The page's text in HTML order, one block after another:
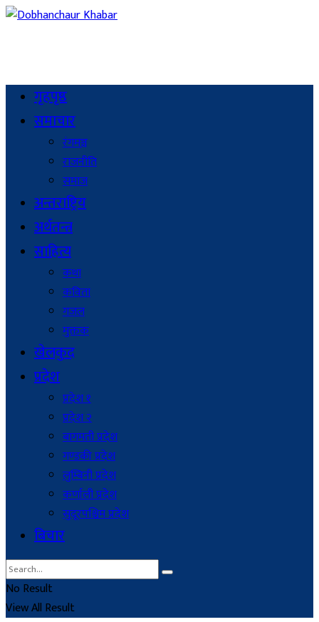
गृहपृष्ठ
समाचार
रंगमञ्च
राजनीति
समाज
अन्तराष्ट्रिय
अर्थतन्त्र
साहित्य
कथा
कविता
गजल
मुक्तक
खेलकुद
प्रदेश
प्रदेश १
प्रदेश २
बागमती प्रदेश
गण्डकी प्रदेश
लुम्बिनी प्रदेश
कर्णाली प्रदेश
सुदूरपश्चिम प्रदेश
बिचार
No Result
View All Result